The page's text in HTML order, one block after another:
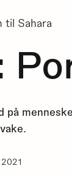
til Sahara
på